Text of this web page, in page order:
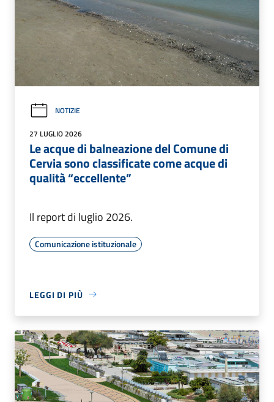
NOTIZIE
27 LUGLIO 2026
Le acque di balneazione del Comune di
Cervia sono classificate come acque di
qualità “eccellente”
Il report di luglio 2026.
Comunicazione istituzionale
LEGGI DI PIÙ